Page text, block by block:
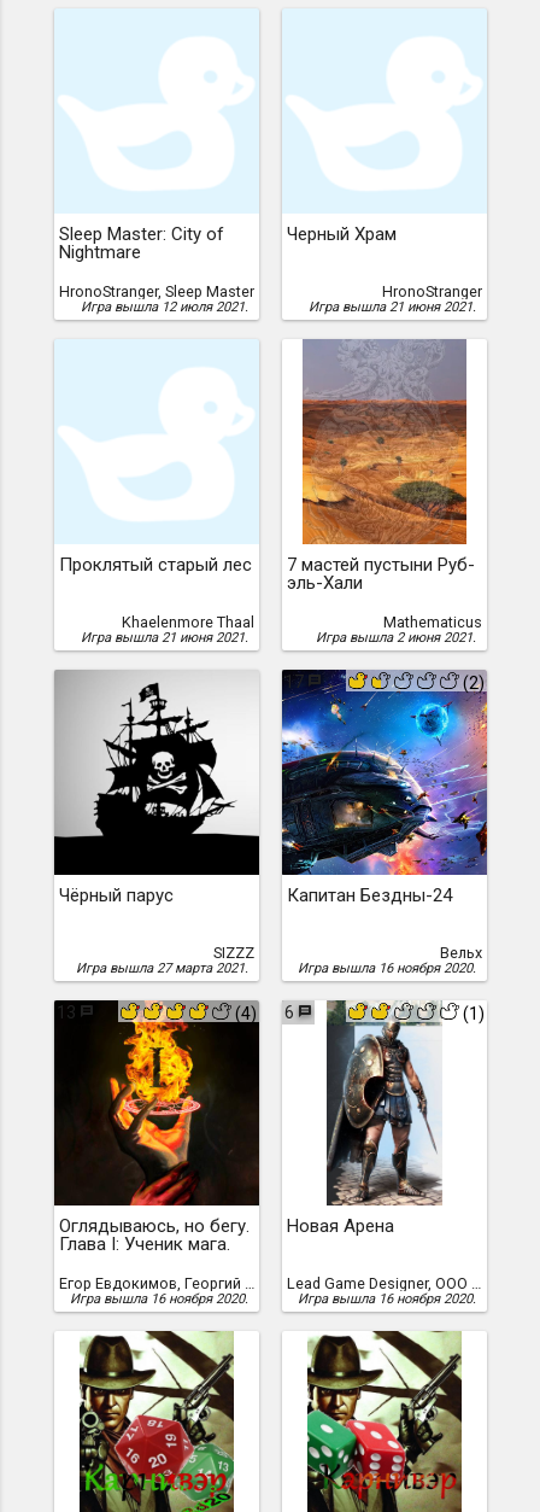
Sleep Master: City of
Nightmare
HronoStranger, Sleep Master
Игра вышла 12 июля 2021.
Черный Храм
HronoStranger
Игра вышла 21 июня 2021.
Проклятый старый лес
Khaelenmore Thaal
Игра вышла 21 июня 2021.
7 мастей пустыни Руб-
эль-Хали
Mathematicus
Игра вышла 2 июня 2021.
Чёрный парус
SIZZZ
Игра вышла 27 марта 2021.
17 (2)
Капитан Бездны-24
Вельх
Игра вышла 16 ноября 2020.
13 (4)
Оглядываюсь, но бегу.
Глава I: Ученик мага.
Егор Евдокимов, Георгий Дьячков, Данил Косарев, Chris Nerson
Игра вышла 16 ноября 2020.
6 (1)
Новая Арена
Lead Game Designer, ООО Успешный
Игра вышла 16 ноября 2020.